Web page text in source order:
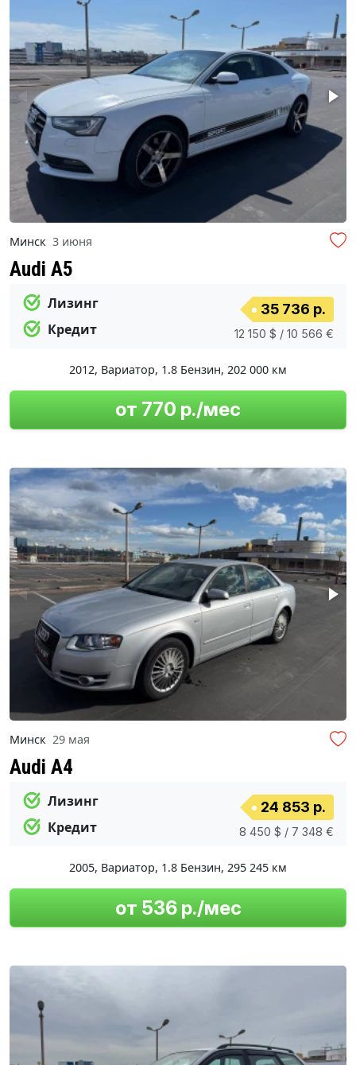
Минск 3 июня
Audi A5
Лизинг
Кредит
35 736 р.
12 150 $ / 10 566 €
2012, Вариатор, 1.8 Бензин, 202 000 км
от 770 р./мес
Минск 29 мая
Audi A4
Лизинг
Кредит
24 853 р.
8 450 $ / 7 348 €
2005, Вариатор, 1.8 Бензин, 295 245 км
от 536 р./мес